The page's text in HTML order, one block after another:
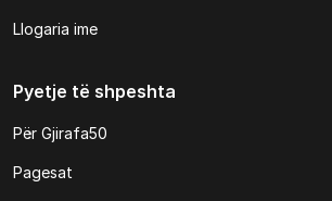
Llogaria ime
Pyetje të shpeshta
Për Gjirafa50
Pagesat